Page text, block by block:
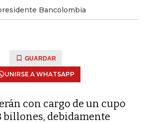
Bancolombia
GUARDAR
UNIRSE A WHATSAPP
con cargo de un cupo
billones, debidamente